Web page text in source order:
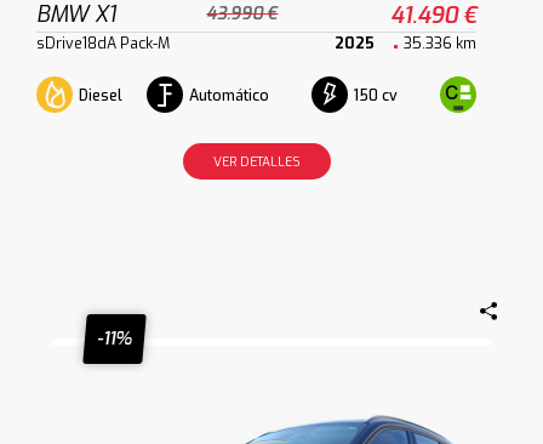
BMW X1 43.990 € 41.490 €
sDrive18dA Pack-M 2025 35.336 km
Diesel Automático 150 cv
VER DETALLES
-11%